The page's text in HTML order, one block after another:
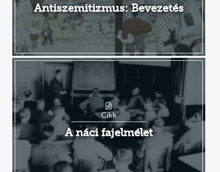
Antiszemitizmus: Bevezetés
Cikk
A náci fajelmélet